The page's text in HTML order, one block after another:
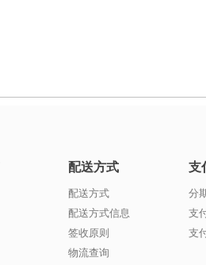
配送方式
配送方式
配送方式信息
签收原则
物流查询
支
分
支
支